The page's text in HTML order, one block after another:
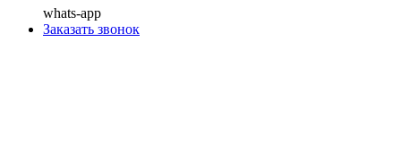
whats-app
Заказать звонок